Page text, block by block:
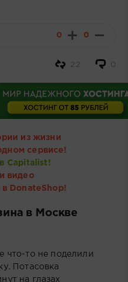
0 0
0
22
из жизни
сервисе!
Capitalist!
видео
DonateShop!
в Москве
что-то не поделили
Потасовка
на глазах